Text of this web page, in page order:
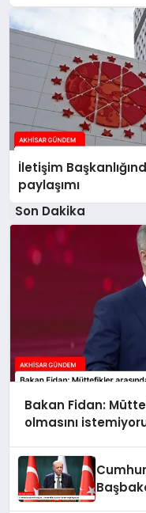
İletişim
paylaşımı
Son Dakika
Bakan Fidan:
olmasını